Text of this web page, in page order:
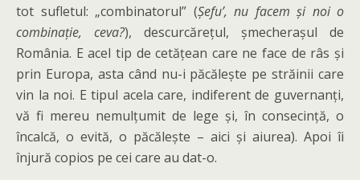
tot sufletul: „combinatorul” (Șefu’, nu facem și noi o
combinație, ceva?), descurcărețul, șmecherașul de
România. E acel tip de cetățean care ne face de râs și
prin Europa, asta când nu-i păcălește pe străinii care
vin la noi. E tipul acela care, indiferent de guvernanți,
vă fi mereu nemulțumit de lege și, în consecință, o
încalcă, o evită, o păcălește – aici și aiurea). Apoi îi
înjură copios pe cei care au dat-o.